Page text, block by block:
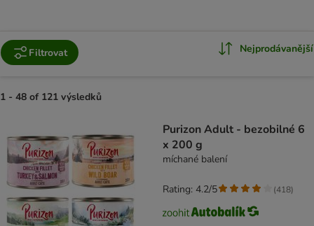
Filtrovat Nejprodávanější
1 - 48 of 121 výsledků
Purizon Adult - bezobilné 6
x 200 g
míchané balení
Rating: 4.2/5 (418)